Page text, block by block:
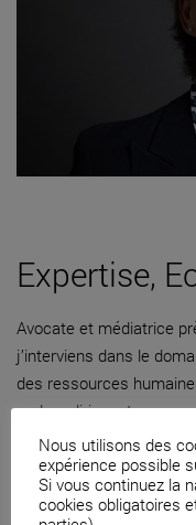
Expertise,
Avocate et médiatrice
j’interviens dans le
des ressources
cadres dirigeants.
04 82 53 71 51
Contacter par mail
Nous utilisons des
expérience possible
Si vous continuez la
cookies obligatoires